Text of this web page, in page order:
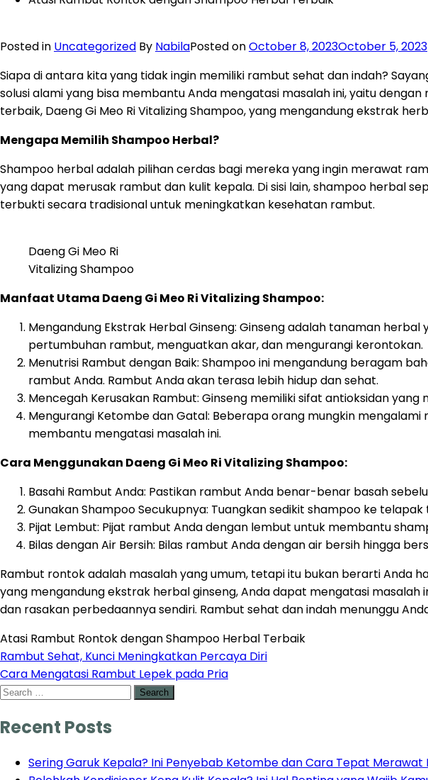
Posted in Uncategorized By NabilaPosted onOctober 8, 2023October 5, 2023
Siapa di antara kita yang tidak ingin memiliki rambut sehat dan indah?
solusi alami yang bisa membantu Anda mengatasi masalah ini, yaitu
terbaik, Daeng Gi Meo Ri Vitalizing Shampoo, yang mengandung ekstrak
Mengapa Memilih Shampoo Herbal?
Shampoo herbal adalah pilihan cerdas bagi mereka yang ingin merawat
yang dapat merusak rambut dan kulit kepala. Di sisi lain, shampoo herbal
terbukti secara tradisional untuk meningkatkan kesehatan rambut.
Daeng Gi Meo Ri
Vitalizing Shampoo
Manfaat Utama Daeng Gi Meo Ri Vitalizing Shampoo:
Mengandung Ekstrak Herbal Ginseng: Ginseng adalah tanaman
pertumbuhan rambut, menguatkan akar, dan mengurangi kerontokan.
Menutrisi Rambut dengan Baik: Shampoo ini mengandung beragam
rambut Anda. Rambut Anda akan terasa lebih hidup dan sehat.
Mencegah Kerusakan Rambut: Ginseng memiliki sifat antioksidan
Mengurangi Ketombe dan Gatal: Beberapa orang mungkin
membantu mengatasi masalah ini.
Cara Menggunakan Daeng Gi Meo Ri Vitalizing Shampoo:
Basahi Rambut Anda: Pastikan rambut Anda benar-benar basah
Gunakan Shampoo Secukupnya: Tuangkan sedikit shampoo ke
Pijat Lembut: Pijat rambut Anda dengan lembut untuk membantu
Bilas dengan Air Bersih: Bilas rambut Anda dengan air bersih hingga
Rambut rontok adalah masalah yang umum, tetapi itu bukan berarti Anda
yang mengandung ekstrak herbal ginseng, Anda dapat mengatasi
dan rasakan perbedaannya sendiri. Rambut sehat dan indah menunggu
Atasi Rambut Rontok dengan Shampoo Herbal Terbaik
Post
navigation
Rambut Sehat, Kunci Meningkatkan Percaya Diri
Cara Mengatasi Rambut Lepek pada Pria
Search
Recent Posts
Sering Garuk Kepala? Ini Penyebab Ketombe dan Cara Tepat Merawat